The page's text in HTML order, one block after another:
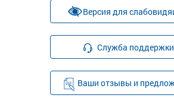
Версия для
Служба поддержки
Ваши отзывы и